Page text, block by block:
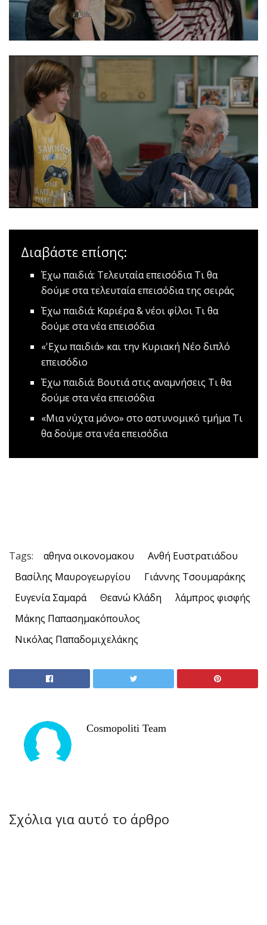
Διαβάστε επίσης:
Έχω παιδιά: Τελευταία επεισόδιαΤι θα
δούμε στα τελευταία επεισόδια της σειράς
Έχω παιδιά: Καριέρα & νέοι φίλοι Tι θα
δούμε στα νέα επεισόδια
«'Εχω παιδιά» και την Κυριακή Νέο διπλό
επεισόδιο
Έχω παιδιά: Βουτιά στις αναμνήσεις Τι θα
δούμε στα νέα επεισόδια
«Μια νύχτα μόνο» στο αστυνομικό τμήμαTι
θα δούμε στα νέα επεισόδια
Tags: αθηνα οικονομακου
Ανθή Ευστρατιάδου
Βασίλης Μαυρογεωργίου
Γιάννης Τσουμαράκης
Ευγενία Σαμαρά
Θεανώ Κλάδη
λάμπρος φισφής
Μάκης Παπασημακόπουλος
Νικόλας Παπαδομιχελάκης
Cosmopoliti Team
Σχόλια για αυτό το άρθρο